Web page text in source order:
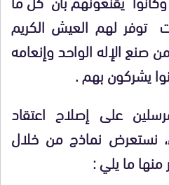
لهم العيش الكريم
صنع الإله الواحد وإنعامه
يشركون بهم .
على إصلاح اعتقاد
نستعرض نماذج من خلال
منها ما يلي :